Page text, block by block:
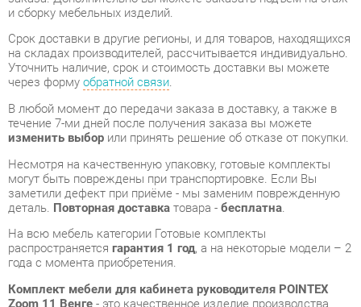
В любой момент до передачи заказа в доставку, а также в
течение 7-ми дней после получения заказа вы можете
изменить выборили принять решение об отказе от покупки.
Несмотря на качественную упаковку, готовые комплекты
могут быть повреждены при транспортировке. Если Вы
деталь.Повторная доставкатовара -бесплатна.
На всю мебель категории Готовые комплекты
года с момента приобретения.
Комплект мебели для кабинета руководителя POINTEX
Zoom 11 Венге- это качественное изделие производства
Pointex
, соответствующее современному государственному
стандарту.
Надеемся, вы останетесь довольны вашим приобретением, и
будем рады, если вы оставите отзыв об опыте его
использования, который поможет сориентироваться нашим
будущим покупателям.